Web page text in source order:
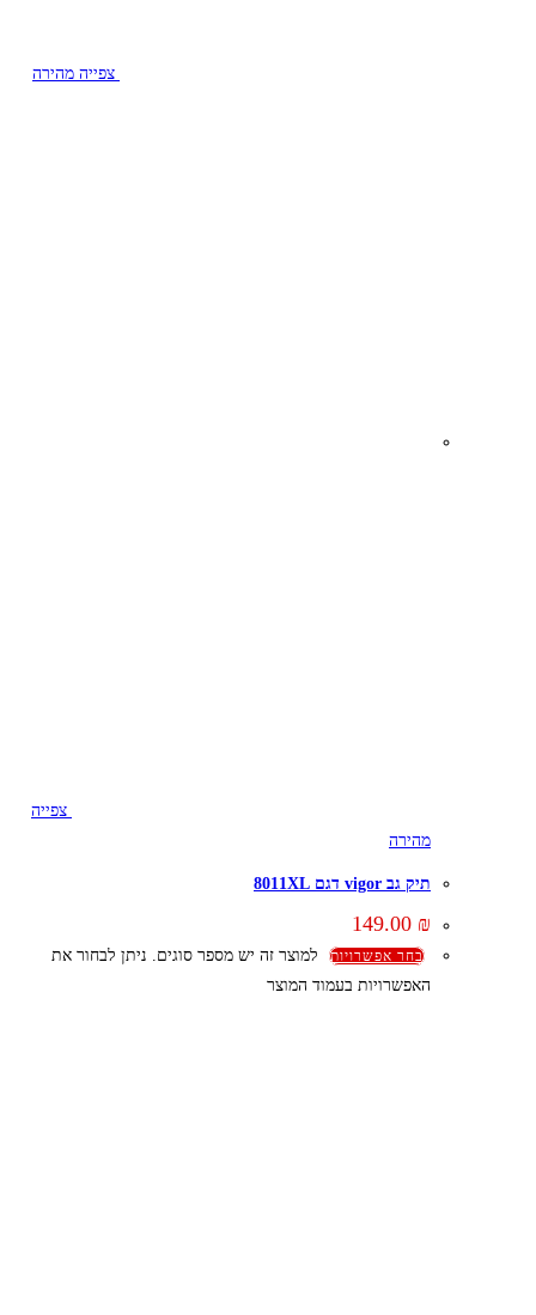
צפייה מהירה
צפייה
מהירה
תיק גב vigor דגם 8011XL
149.00 ₪
בחר אפשרויות
למוצר זה יש מספר סוגים. ניתן לבחור את
האפשרויות בעמוד המוצר